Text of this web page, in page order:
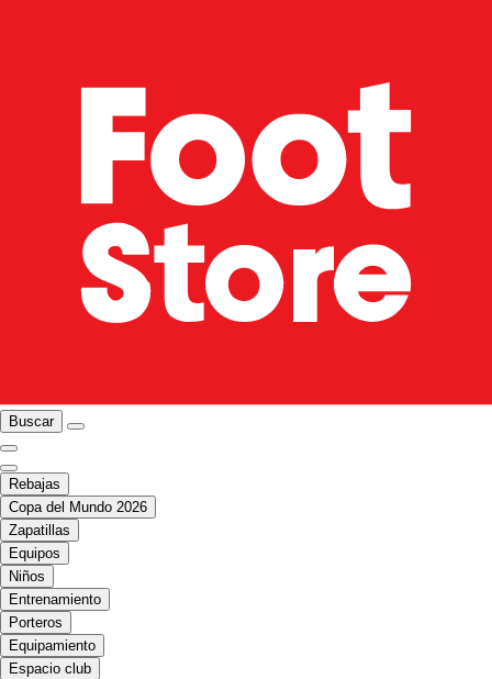
Buscar
Rebajas
Copa del Mundo 2026
Zapatillas
Equipos
Niños
Entrenamiento
Porteros
Equipamiento
Espacio club